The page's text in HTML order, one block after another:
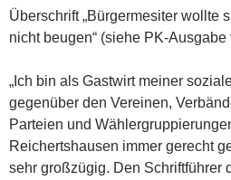
Überschrift „Bürgermesiter wollte
nicht beugen“ (siehe PK-Ausgabe
„Ich bin als Gastwirt meiner
gegenüber den Vereinen,
Parteien und
Reichertshausen immer gerecht
sehr großzügig. Den Schriftführer